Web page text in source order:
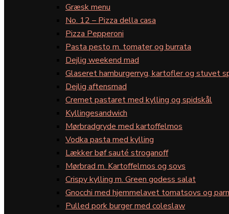
Græsk menu
No. 12 – Pizza della casa
Pizza Pepperoni
Pasta pesto m. tomater og burrata
Dejlig weekend mad
Glaseret hamburgerryg, kartofler og stuvet
Dejlig aftensmad
Cremet pastaret med kylling og spidskål
Kyllingesandwich
Mørbradgryde med kartoffelmos
Vodka pasta med kylling
Lækker bøf sauté stroganoff
Mørbrad m. Kartoffelmos og sovs
Crispy kylling m. Green godess salat
Gnocchi med hjemmelavet tomatsovs og
Pulled pork burger med coleslaw